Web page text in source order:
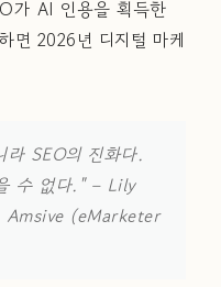
가 AI 인용을 획득한
면 2026년 디지털 마케
라 SEO의 진화다.
수 없다." – Lily
Amsive (eMarketer